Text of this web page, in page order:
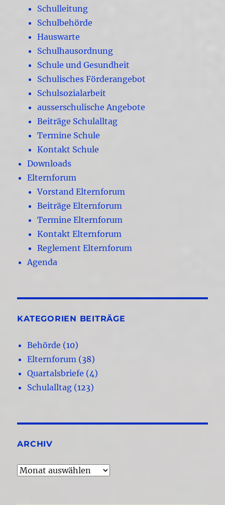
Schulleitung
Schulbehörde
Hauswarte
Schulhausordnung
Schule und Gesundheit
Schulisches Förderangebot
Schulsozialarbeit
ausserschulische Angebote
Beiträge Schulalltag
Termine Schule
Kontakt Schule
Downloads
Elternforum
Vorstand Elternforum
Beiträge Elternforum
Termine Elternforum
Kontakt Elternforum
Reglement Elternforum
Agenda
KATEGORIEN BEITRÄGE
Behörde (10)
Elternforum (38)
Quartalsbriefe (4)
Schulalltag (123)
ARCHIV
Archiv